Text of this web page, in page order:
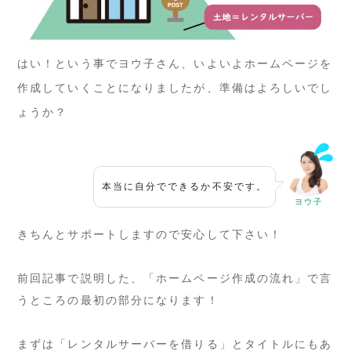
はい！という事でヨウ子さん、いよいよホームページを
作成していくことになりましたが、準備はよろしいでし
ょうか？
本当に自分でできるか不安です。
ヨウ子
きちんとサポートしますので安心して下さい！
前回記事で説明した、「ホームページ作成の流れ」で言
うところの最初の部分になります！
まずは「レンタルサーバーを借りる」とタイトルにもあ